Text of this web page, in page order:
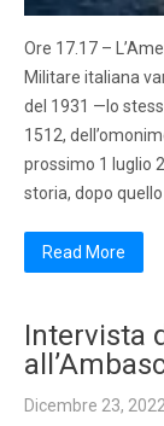
Ore 17.17 –
Militare italiana
del 1931 —lo
1512,
prossimo 1 luglio
storia, dopo
Read More
Intervista
Dicembre 23, 2022